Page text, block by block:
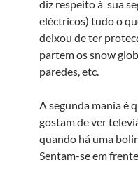
diz respeito à sua
eléctricos) tudo o
deixou de ter
partem os snow
paredes, etc.
A segunda mania é
gostam de ver
quando há uma
Sentam-se em